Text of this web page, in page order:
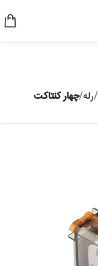
رله چهار کنتاکت